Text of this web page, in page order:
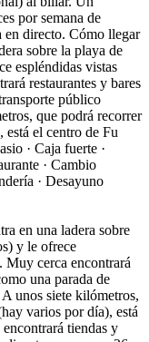
por semana de
en directo. Cómo llegar
sobre la playa de
espléndidas vistas
restaurantes y bares
público
que podrá recorrer
el centro de Fu
· Caja fuerte ·
· Cambio
· Desayuno
en una ladera sobre
y le ofrece
Muy cerca encontrará
una parada de
unos siete kilómetros,
varios por día), está
tiendas y